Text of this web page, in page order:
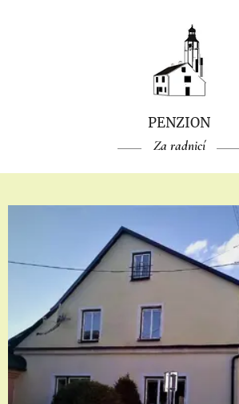
PENZION
Za radnicí